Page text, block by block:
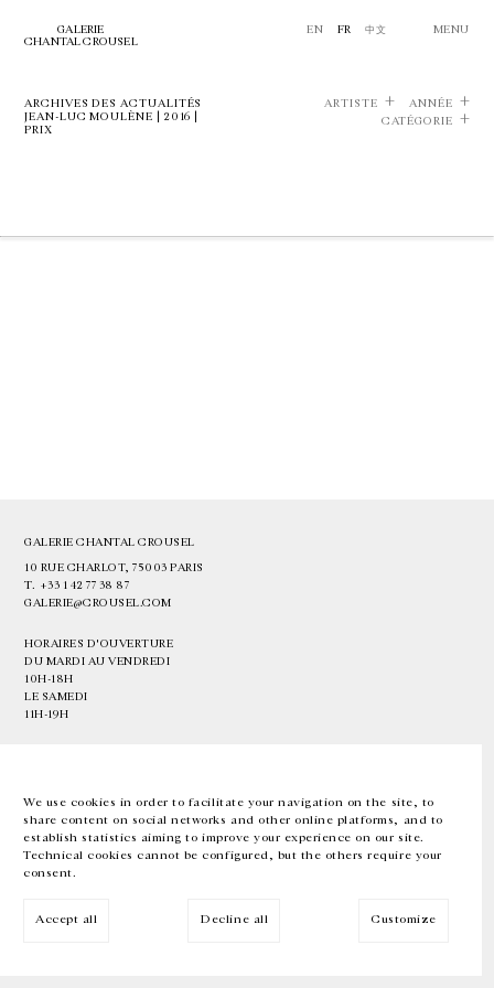
We use cookies in order to facilitate your navigation on the site, to
share content on social networks and other online platforms, and to
establish statistics aiming to improve your experience on our site.
Technical cookies cannot be configured, but the others require your
consent.
Accept all Decline all Customize
GALERIE
CHANTAL CROUSEL
EN FR 中文 MENU
ARCHIVES DES ACTUALITÉS
JEAN-LUC MOULÈNE | 2016 |
PRIX
ARTISTE
ANNÉE
CATÉGORIE
GALERIE CHANTAL CROUSEL
10 RUE CHARLOT, 75003 PARIS
T. +33 1 42 77 38 87
GALERIE@CROUSEL.COM
HORAIRES D'OUVERTURE
DU MARDI AU VENDREDI
10H-18H
LE SAMEDI
11H-19H
EN FR 中文 Facebook Instagram
Inscrivez-vous à notre newsletter